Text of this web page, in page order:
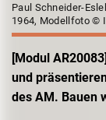
Paul Schneider-
1964, Modellfoto ©
[Modul
und
des AM. Bauen